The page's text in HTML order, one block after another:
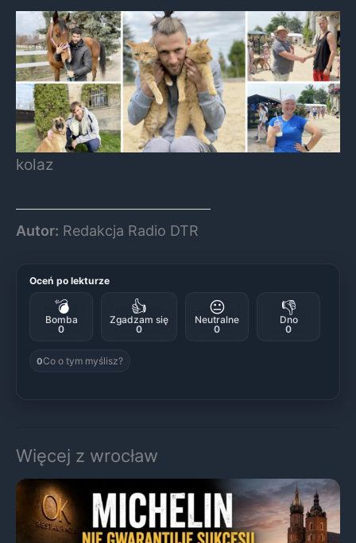
kolaz
Autor: Redakcja Radio DTR
Oceń po lekturze
💣
Bomba
0
👍
Zgadzam się
0
😐
Neutralne
0
👎
Dno
0
0Co o tym myślisz?
Więcej z wrocław